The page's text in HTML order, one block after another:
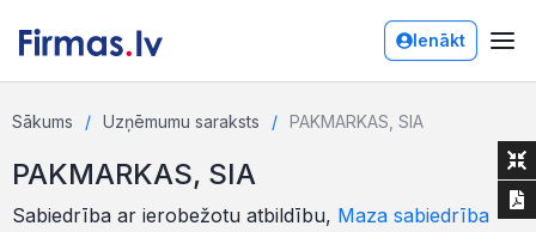
Ienākt
Sākums Uzņēmumu saraksts PAKMARKAS, SIA
PAKMARKAS, SIA
Sabiedrība ar ierobežotu atbildību, Maza sabiedrība